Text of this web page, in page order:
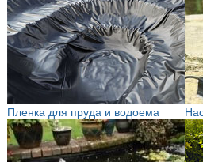
Пленка для пруда и водоема